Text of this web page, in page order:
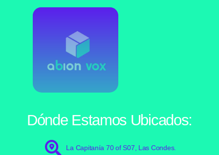
Dónde Estamos Ubicados:
La Capitanía 70 of S07, Las Condes.